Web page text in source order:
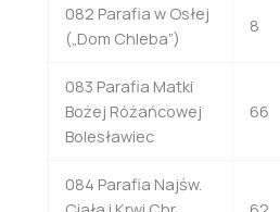
082 Parafia w Osłej
(„Dom Chleba”)
8
083 Parafia Matki
Bożej Różańcowej
Bolesławiec
66
084 Parafia Najśw.